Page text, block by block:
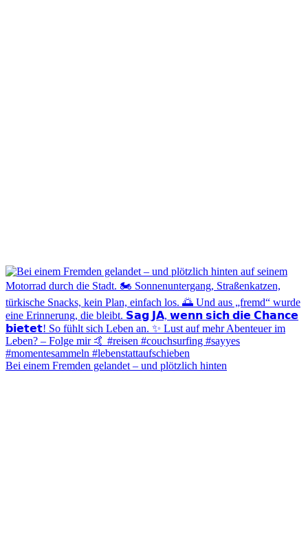
Bei einem Fremden gelandet – und plötzlich hinten